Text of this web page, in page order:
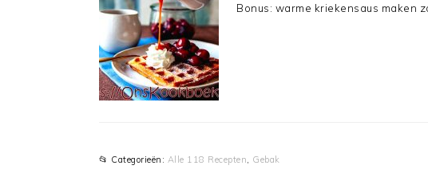
Bonus: warme kriekensaus maken
📂 Categorieën: Alle 118 Recepten, Gebak